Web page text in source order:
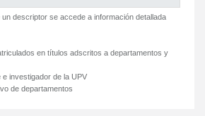
un descriptor se accede a información detallada
en títulos adscritos a departamentos y
e investigador de la UPV
de departamentos